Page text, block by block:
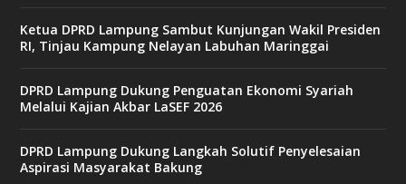
n
o
v
9
c
a
Ketua DPRD Lampung Sambut Kunjungan Wakil Presiden
RI, Tinjau Kampung Nelayan Labuhan Maringgai
DPRD Lampung Dukung Penguatan Ekonomi Syariah
Melalui Kajian Akbar LaSEF 2026
DPRD Lampung Dukung Langkah Solutif Penyelesaian
Aspirasi Masyarakat Bakung